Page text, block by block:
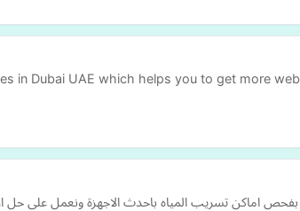
in Dubai UAE which helps you to get more
اماكن تسريب المياه باحدث الاجهزة ونعمل على حل